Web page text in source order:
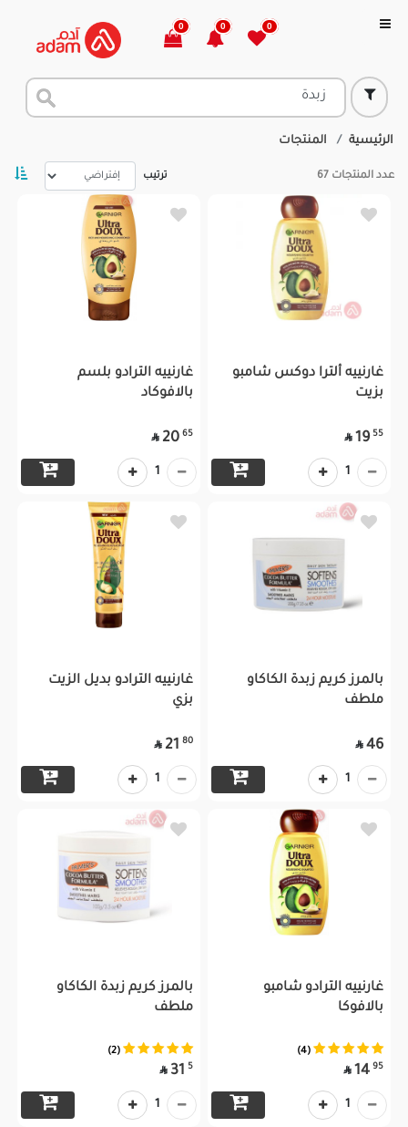
0
0
0
الرئيسية المنتجات
عدد المنتجات 67 ترتيب
غارنييه ألترا دوكس شامبو
بزيت
55
19

1
غارنييه الترادو بلسم
بالافوكاد
65
20

1
بالمرز كريم زبدة الكاكاو
ملطف
46

1
غارنييه الترادو بديل الزيت
بزي
80
21

1
غارنييه الترادو شامبو
بالافوكا
(4)
95
14

1
بالمرز كريم زبدة الكاكاو
ملطف
(2)
5
31

1